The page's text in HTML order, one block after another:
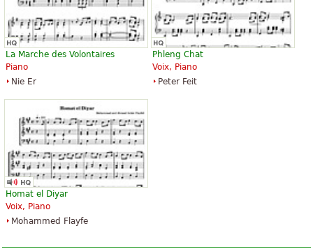
La Marche des Volontaires
Piano
Nie Er
Phleng Chat
Voix, Piano
Peter Feit
Homat el Diyar
Voix, Piano
Mohammed Flayfe